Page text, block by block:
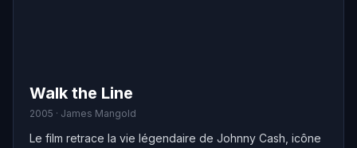
Walk the Line
2005 · James Mangold
Le film retrace la vie légendaire de Johnny Cash, icône